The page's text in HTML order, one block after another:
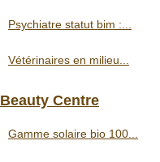
Psychiatre statut bim :...
Vétérinaires en milieu...
Beauty Centre
Gamme solaire bio 100...